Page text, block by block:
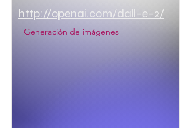
http://openai.com/dall-e-2/
Generación de imágenes